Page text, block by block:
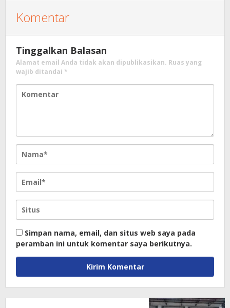
Komentar
Tinggalkan Balasan
Alamat email Anda tidak akan dipublikasikan. Ruas yang
wajib ditandai *
Simpan nama, email, dan situs web saya pada
peramban ini untuk komentar saya berikutnya.